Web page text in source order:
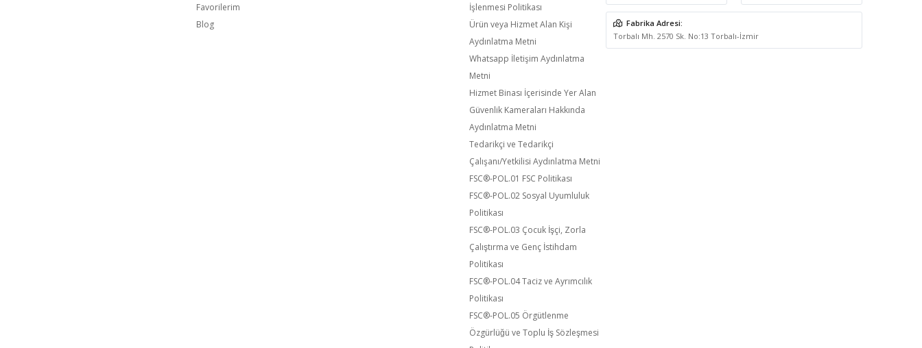
Favorilerim
Blog
İşlenmesi Politikası
Ürün veya Hizmet Alan Kişi
Aydınlatma Metni
Whatsapp İletişim Aydınlatma
Metni
Hizmet Binası İçerisinde Yer Alan
Güvenlik Kameraları Hakkında
Aydınlatma Metni
Tedarikçi ve Tedarikçi
Çalışanı/Yetkilisi Aydınlatma Metni
FSC®️-POL.01 FSC Politikası
FSC®️-POL.02 Sosyal Uyumluluk
Politikası
FSC®️-POL.03 Çocuk İşçi, Zorla
Çalıştırma ve Genç İstihdam
Politikası
FSC®️-POL.04 Taciz ve Ayrımcılık
Politikası
FSC®️-POL.05 Örgütlenme
Özgürlüğü ve Toplu İş Sözleşmesi
Fabrika Adresi:
Torbalı Mh. 2570 Sk. No:13 Torbalı-İzmir